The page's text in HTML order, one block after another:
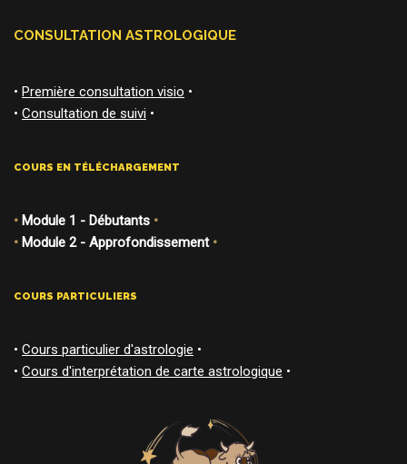
CONSULTATION ASTROLOGIQUE
• Première consultation visio •
• Consultation de suivi •
COURS EN TÉLÉCHARGEMENT
• Module 1 - Débutants •
• Module 2 - Approfondissement•
COURS PARTICULIERS
• Cours particulier d'astrologie •
• Cours d'interprétation de carte astrologique •